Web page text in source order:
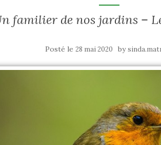
familier de nos jardins –
Posté le 28 mai 2020 by